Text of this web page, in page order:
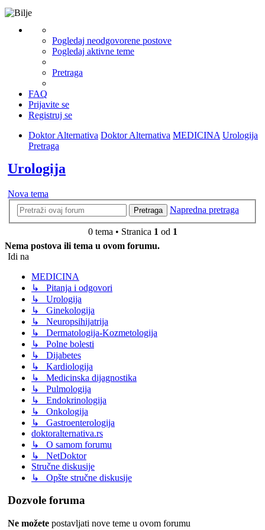
Pogledaj neodgovorene postove
Pogledaj aktivne teme
Pretraga
FAQ
Prijavite se
Registruj se
Doktor Alternativa Doktor Alternativa MEDICINA Urologija
Pretraga
Urologija
Nova tema
Pretraga Napredna pretraga
0 tema • Stranica 1 od 1
Nema postova ili tema u ovom forumu.
Idi na
MEDICINA
↳ Pitanja i odgovori
↳ Urologija
↳ Ginekologija
↳ Neuropsihijatrija
↳ Dermatologija-Kozmetologija
↳ Polne bolesti
↳ Dijabetes
↳ Kardiologija
↳ Medicinska dijagnostika
↳ Pulmologija
↳ Endokrinologija
↳ Onkologija
↳ Gastroenterologija
doktoralternativa.rs
↳ O samom forumu
↳ NetDoktor
Stručne diskusije
↳ Opšte stručne diskusije
Dozvole foruma
Ne možete postavljati nove teme u ovom forumu